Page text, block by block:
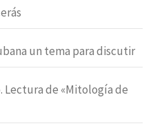
un tema para discutir
Lectura de «Mitología de